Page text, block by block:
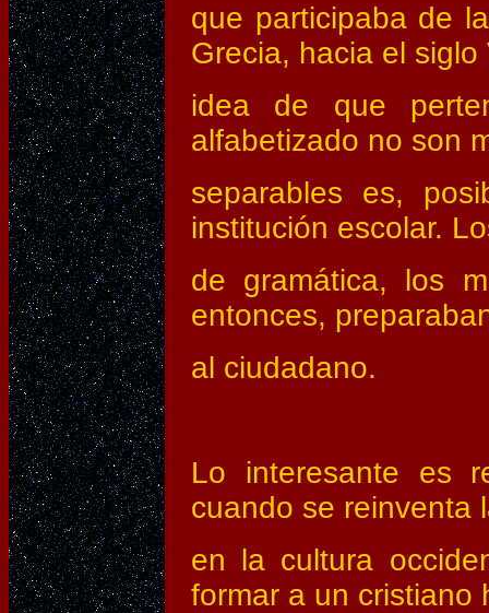
que participaba de
Grecia, hacia el siglo
idea de que
alfabetizado no son
separables es,
institución escolar.
de gramática, los
entonces,
al ciudadano.
Lo interesante es
cuando se reinventa
en la cultura
formar a un cristiano